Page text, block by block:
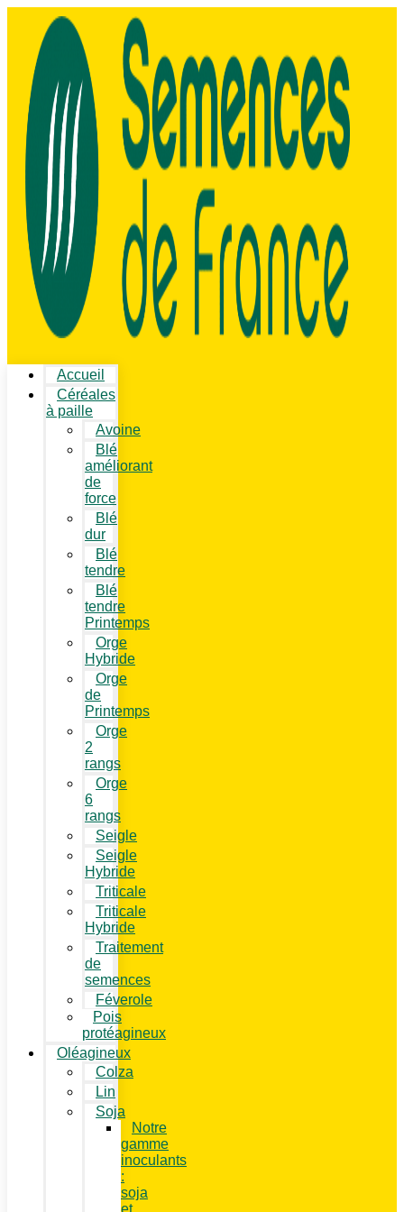
Accueil
Céréales
à paille
Avoine
Blé
améliorant
de
force
Blé
dur
Blé
tendre
Blé
tendre
Printemps
Orge
Hybride
Orge
de
Printemps
Orge
2
rangs
Orge
6
rangs
Seigle
Seigle
Hybride
Triticale
Triticale
Hybride
Traitement
de
semences
Féverole
Pois
protéagineux
Oléagineux
Colza
Lin
Soja
Notre
gamme
inoculants
:
soja
et